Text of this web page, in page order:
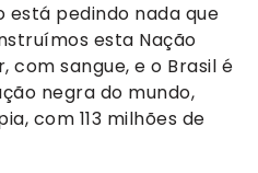
está pedindo nada que
esta Nação
sangue, e o Brasil é
negra do mundo,
com 113 milhões de